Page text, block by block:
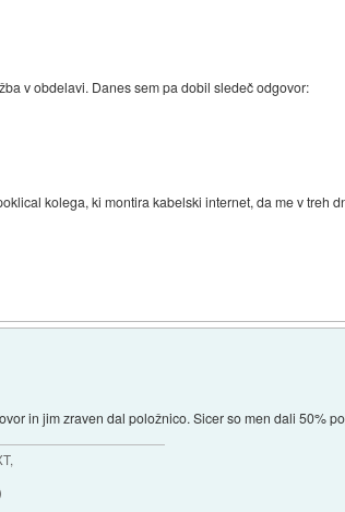
v obdelavi. Danes sem pa dobil sledeč odgovor:
kolega, ki montira kabelski internet, da me v treh
in jim zraven dal položnico. Sicer so men dali 50%